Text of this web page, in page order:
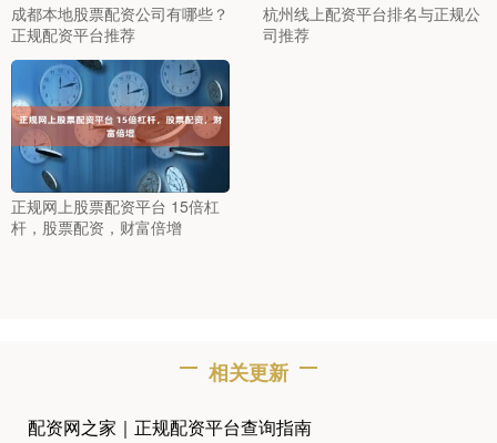
成都本地股票配资公司有哪些？
正规配资平台推荐
杭州线上配资平台排名与正规公
司推荐
正规网上股票配资平台 15倍杠
杆，股票配资，财富倍增
相关更新
配资网之家｜正规配资平台查询指南